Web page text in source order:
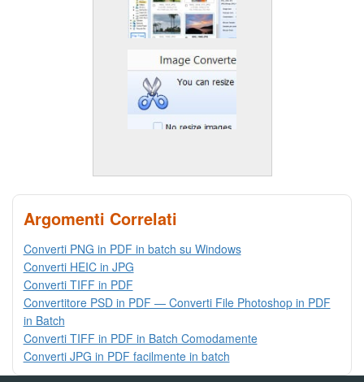
Argomenti Correlati
Converti PNG in PDF in batch su Windows
Converti HEIC in JPG
Converti TIFF in PDF
Convertitore PSD in PDF — Converti File Photoshop in PDF
in Batch
Converti TIFF in PDF in Batch Comodamente
Converti JPG in PDF facilmente in batch